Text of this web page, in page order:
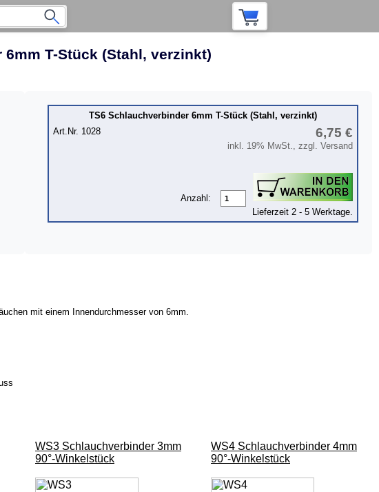
T-Stück (Stahl, verzinkt)
TS6 Schlauchverbinder 6mm T-Stück (Stahl, verzinkt)
Art.Nr. 1028
6,75 €
inkl. 19% MwSt., zzgl. Versand
Anzahl:
Lieferzeit 2 - 5 Werktage.
mit einem Innendurchmesser von 6mm.
WS3 Schlauchverbinder 3mm
90°-Winkelstück
WS4 Schlauchverbinder 4mm
90°-Winkelstück